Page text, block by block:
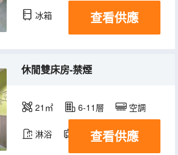
冰箱 查看供應
休閒雙床房-禁煙
21㎡ 6-11層 空調
淋浴 電視機 冰箱
查看供應